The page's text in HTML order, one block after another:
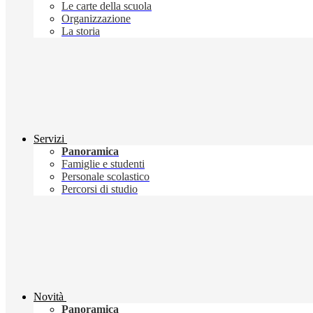
Le carte della scuola
Organizzazione
La storia
Servizi
Panoramica
Famiglie e studenti
Personale scolastico
Percorsi di studio
Novità
Panoramica